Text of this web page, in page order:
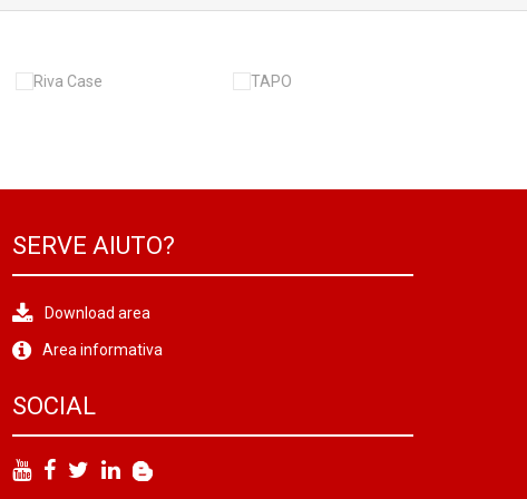
SERVE AIUTO?
Download area
Area informativa
SOCIAL